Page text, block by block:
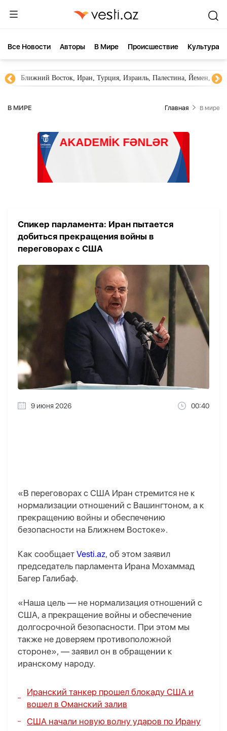
Все Новости Aвторы В Мире Происшествие Культура
Ближний Восток, Иран, Турция, Израиль, Палестина, Йемен,
В МИРЕ Главная В мире
Спикер парламента: Иран пытается
добиться прекращения войны в
переговорах с США
9 июня 2026 00:40
«В переговорах с США Иран стремится не к
нормализации отношений с Вашингтоном, а к
прекращению войны и обеспечению
безопасности на Ближнем Востоке».
Как сообщает Vesti.az, об этом заявил
председатель парламента Ирана Мохаммад
Багер Галибаф.
«Наша цель — не нормализация отношений с
США, а прекращение войны и обеспечение
долгосрочной безопасности. При этом мы
также не доверяем противоположной
стороне», — заявил он в обращении к
иранскому народу.
Иранский танкер прошел блокаду США и
вошел в Оманский залив
США начали новую волну ударов по Ирану